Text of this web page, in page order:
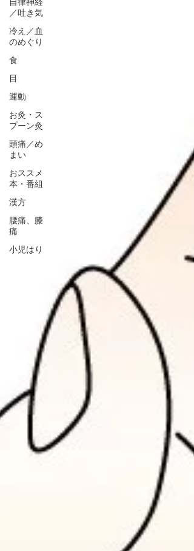
自律神経
／吐き気
冷え／血
のめぐり
食
目
運動
お灸・ス
プーン灸
頭痛／め
まい
おススメ
本・番組
漢方
腰痛、膝
痛
小児はり